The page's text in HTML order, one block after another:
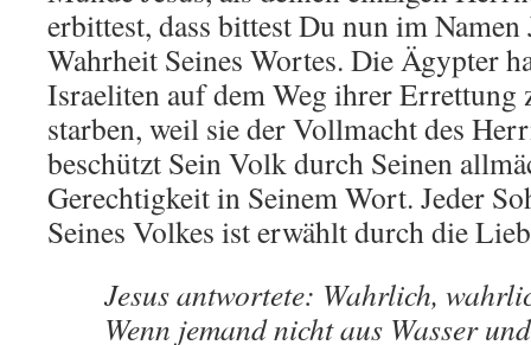
erbittest, dass bittest Du nun im Namen
Wahrheit Seines Wortes. Die Ägypter
Israeliten auf dem Weg ihrer Errettung
starben, weil sie der Vollmacht des
beschützt Sein Volk durch Seinen
Gerechtigkeit in Seinem Wort. Jeder
Seines Volkes ist erwählt durch die
Jesus antwortete: Wahrlich,
Wenn jemand nicht aus Wasser